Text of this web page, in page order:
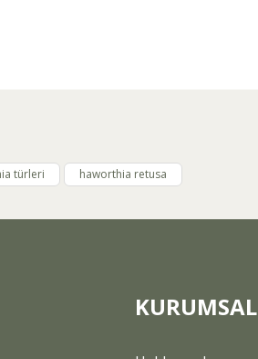
türleri haworthia retusa
KURUMSAL